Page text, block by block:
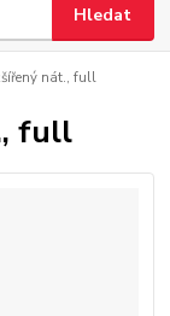
Hledat
nát., full
full